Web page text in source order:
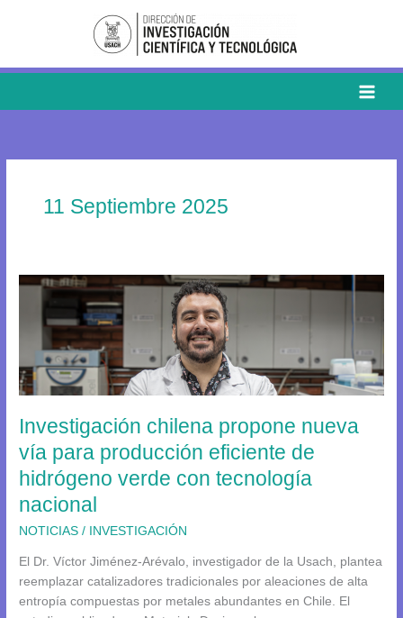
11 Septiembre 2025
Investigación chilena propone nueva
vía para producción eficiente de
hidrógeno verde con tecnología
nacional
NOTICIAS / INVESTIGACIÓN
El Dr. Víctor Jiménez-Arévalo, investigador de la Usach, plantea
reemplazar catalizadores tradicionales por aleaciones de alta
entropía compuestas por metales abundantes en Chile. El
Investigación
chilena
propone
nueva
vía
para
eficiente
de
hidrógeno
verde
con